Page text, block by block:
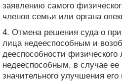
заявлению самого
членов семьи или органа
4. Отмена решения суда о
лица недееспособным и
дееспособности физического
недееспособным, в случае
значительного улучшения его